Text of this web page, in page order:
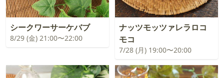
シークワーサーケバブ
8/29 (金) 21:00〜22:00
ナッツモッツァレラロコ
モコ
7/28 (月) 19:00〜20:00